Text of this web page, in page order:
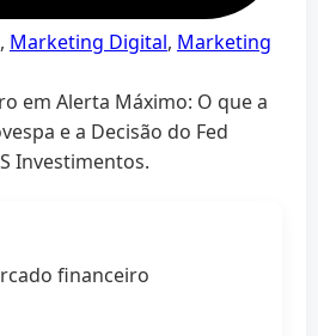
, Marketing Digital, Marketing